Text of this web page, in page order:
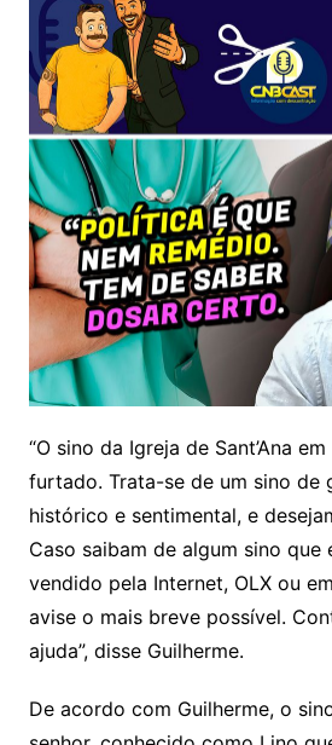
“O sino da Igreja de Sant’Ana
furtado. Trata-se de um sino de
histórico e sentimental, e
Caso saibam de algum sino que
vendido pela Internet, OLX ou
avise o mais breve possível.
ajuda”, disse Guilherme.
De acordo com Guilherme, o